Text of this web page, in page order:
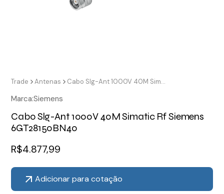
Trade Antenas Cabo Slg-Ant 1000V 40M Simatic Rf Siemens 6GT28150BN40
Marca:Siemens
Cabo Slg-Ant 1000V 40M Simatic Rf Siemens
6GT28150BN40
R$4.877,99
Adicionar para cotação